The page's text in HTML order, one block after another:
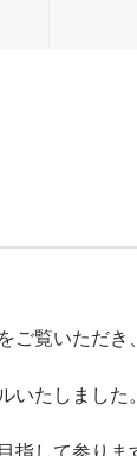
覧いただき
いたしました。
指して参り